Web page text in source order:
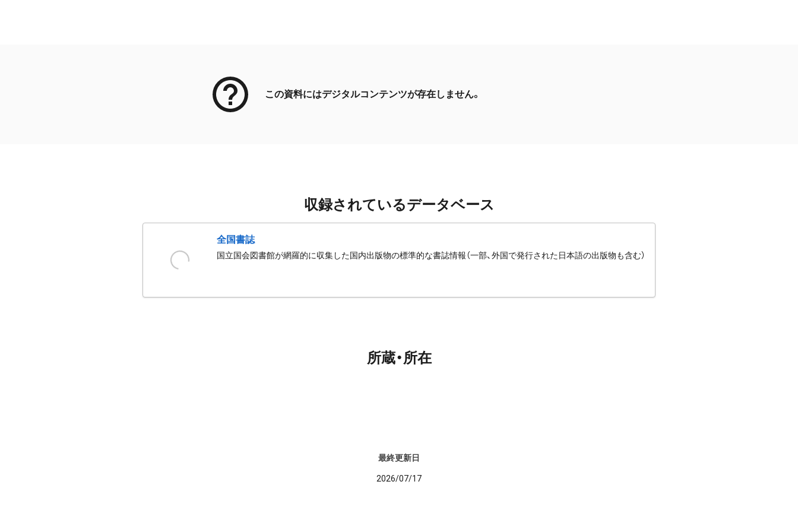
この資料にはデジタルコンテンツが存在しません。
収録されているデータベース
全国書誌
国立国会図書館が網羅的に収集した国内出版物の標準的な書誌情報（一部、外国で発行された日本語の出版物も含む）
所蔵・所在
最終更新日
2026/07/17